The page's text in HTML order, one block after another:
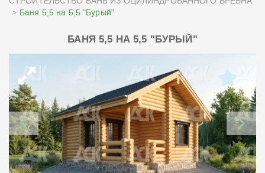
Баня 5,5 на 5,5 "Бурый"
БАНЯ 5,5 НА 5,5 "БУРЫЙ"